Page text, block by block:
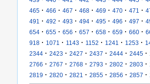
465 · 466 · 467 · 468 · 469 · 470 · 471 ·
491
· 492 · 493 · 494 · 495 · 496 · 497 ·
654 · 655 · 656 · 657 · 658 · 659 · 660 ·
918 · 1071 · 1143 · 1152 · 1241 · 1253 ·
2344 · 2423 · 2427 · 2437 · 2444 · 2445 ·
2766 · 2767 · 2768 · 2793 · 2802 · 2803 ·
2819 · 2820 · 2821 · 2855 · 2856 · 2857 ·